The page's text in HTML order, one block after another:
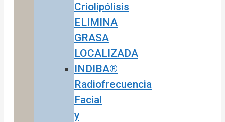
Criolipólisis
ELIMINA
GRASA
LOCALIZADA
INDIBA®
Radiofrecuencia
Facial
y